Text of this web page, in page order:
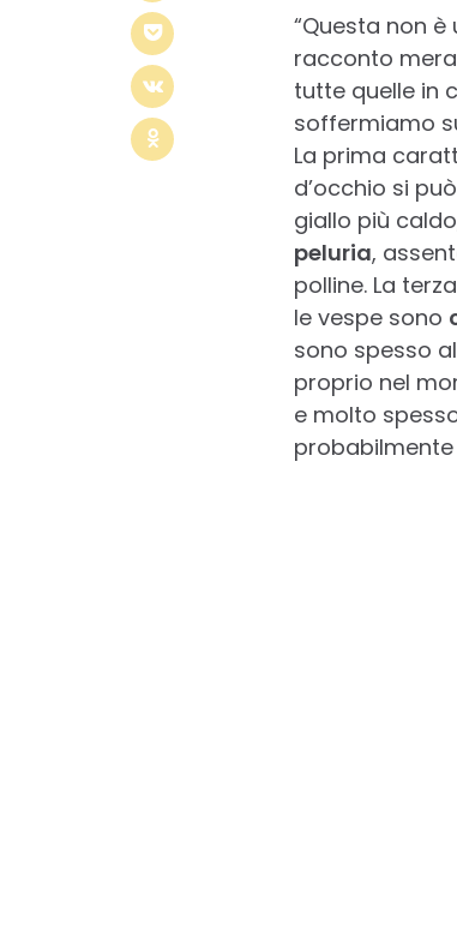
“Questa non è
racconto
tutte quelle in
soffermiamo
La prima
d’occhio si
giallo più
peluria,
polline. La
le vespe sono
sono spesso
proprio nel
e molto